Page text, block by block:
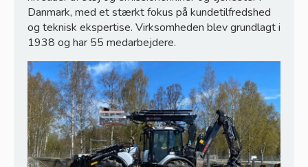
Danmark, med et stærkt fokus på kundetilfredshed
og teknisk ekspertise. Virksomheden blev grundlagt i
1938 og har 55 medarbejdere.